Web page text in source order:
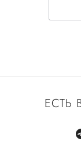
ЕСТЬ